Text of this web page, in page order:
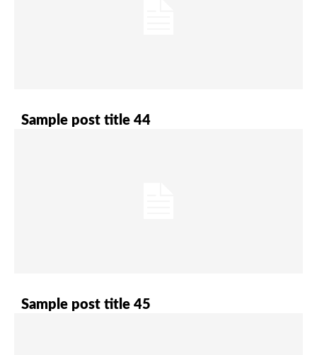
Sample post title 44
Sample post title 45